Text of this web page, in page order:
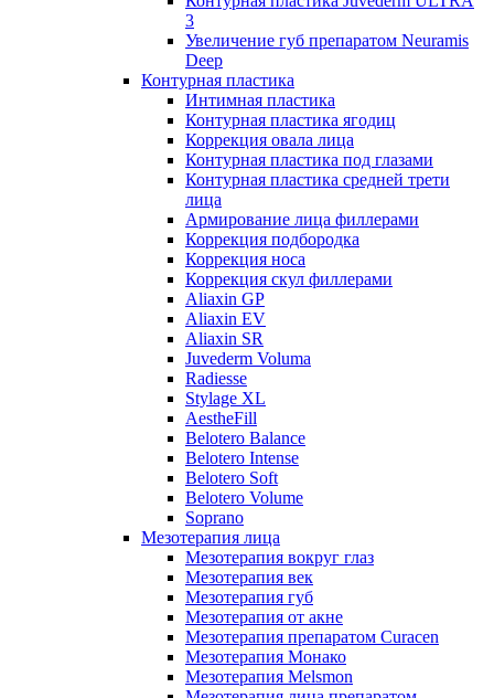
3
Увеличение губ препаратом Neuramis
Deep
Контурная пластика
Интимная пластика
Контурная пластика ягодиц
Коррекция овала лица
Контурная пластика под глазами
Контурная пластика средней трети
лица
Армирование лица филлерами
Коррекция подбородка
Коррекция носа
Коррекция скул филлерами
Aliaxin GP
Aliaxin EV
Aliaxin SR
Juvederm Voluma
Radiesse
Stylage XL
AestheFill
Belotero Balance
Belotero Intense
Belotero Soft
Belotero Volume
Soprano
Мезотерапия лица
Мезотерапия вокруг глаз
Мезотерапия век
Мезотерапия губ
Мезотерапия от акне
Мезотерапия препаратом Curacen
Мезотерапия Монако
Мезотерапия Melsmon